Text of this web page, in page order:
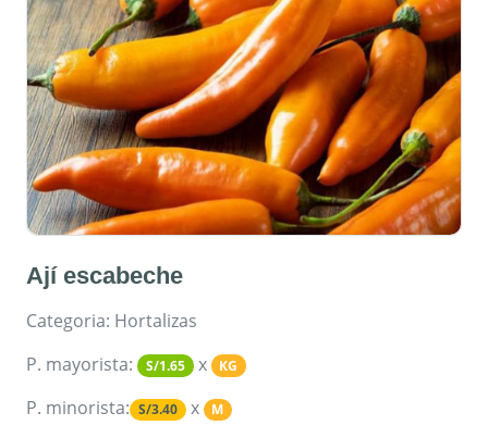
Ají escabeche
Categoria: Hortalizas
P. mayorista:
S/1.65 x KG
P. minorista: S/3.40 x M